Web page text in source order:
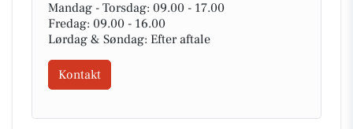
Mandag - Torsdag: 09.00 - 17.00
Fredag: 09.00 - 16.00
Lørdag & Søndag: Efter aftale
Kontakt